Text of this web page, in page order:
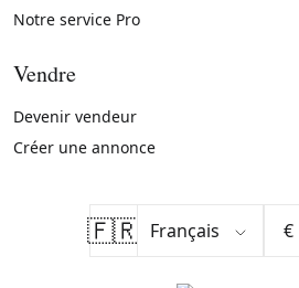
Notre service Pro
Vendre
Devenir vendeur
Créer une annonce
🇫🇷 €